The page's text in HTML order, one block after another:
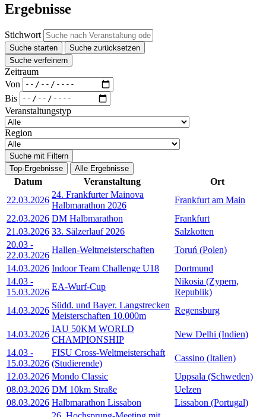
Ergebnisse
Stichwort
Suche starten
Suche zurücksetzen
Suche verfeinern
Zeitraum
Von
Bis
Veranstaltungstyp
Region
Suche mit Filtern
Top-Ergebnisse
Alle Ergebnisse
Datum Veranstaltung
Ort
22.03.2026
24. Frankfurter Mainova
Halbmarathon 2026
Frankfurt am Main
22.03.2026 DM Halbmarathon
Frankfurt
21.03.2026 33. Sälzerlauf 2026
Salzkotten
20.03 -
22.03.2026
Hallen-Weltmeisterschaften
Toruń (Polen)
14.03.2026 Indoor Team Challenge U18
Dortmund
14.03 -
15.03.2026
EA-Wurf-Cup
Nikosia (Zypern,
Republik)
14.03.2026
Südd. und Bayer. Langstrecken
Meisterschaften 10.000m
Regensburg
14.03.2026
IAU 50KM WORLD
CHAMPIONSHIP
New Delhi (Indien)
14.03 -
15.03.2026
FISU Cross-Weltmeisterschaft
(Studierende)
Cassino (Italien)
12.03.2026 Mondo Classic
Uppsala (Schweden)
08.03.2026 DM 10km Straße
Uelzen
08.03.2026 Halbmarathon Lissabon
Lissabon (Portugal)